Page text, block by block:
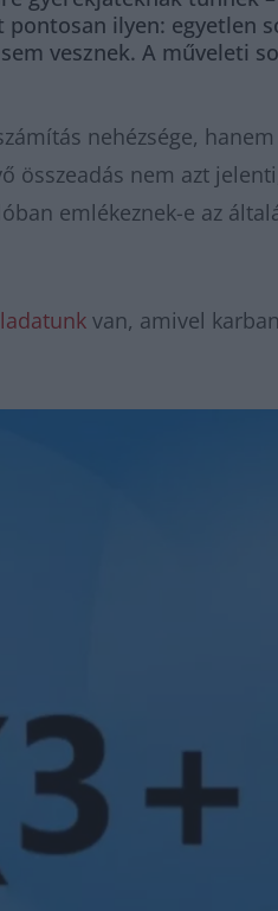
ilyen: egyetlen
vesznek. A műveleti
nehézsége,
összeadás nem azt
emlékeznek-e az
van, amivel